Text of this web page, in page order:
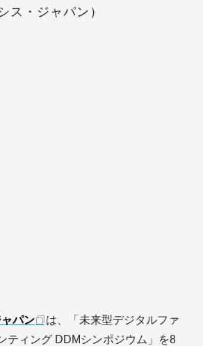
ス・ジャパン）
パン
は、「未来型デジタルファ
ティング DDMシンポジウム」を8